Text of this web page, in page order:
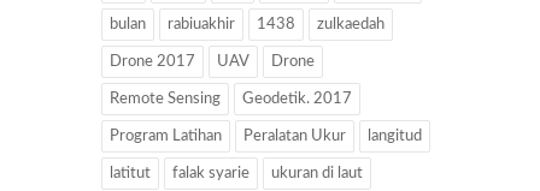
bulan rabiuakhir 1438 zulkaedah
Drone 2017 UAV Drone
Remote Sensing Geodetik. 2017
Program Latihan Peralatan Ukur langitud
latitut falak syarie ukuran di laut